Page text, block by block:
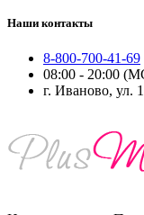
Наши контакты
8-800-700-41-69
08:00 - 20:00
г. Иваново, ул.